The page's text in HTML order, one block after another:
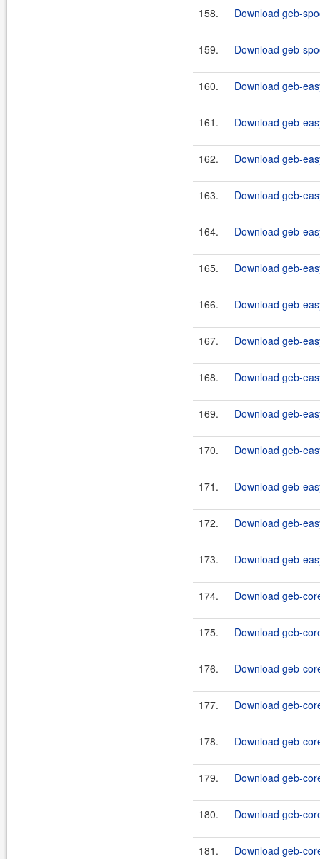
158. Download geb-
159. Download geb-
160. Download geb-
161. Download geb-
162. Download geb-
163. Download geb-
164. Download geb-
165. Download geb-
166. Download geb-
167. Download geb-
168. Download geb-
169. Download geb-
170. Download geb-
171. Download geb-
172. Download geb-
173. Download geb-
174. Download geb-
175. Download geb-
176. Download geb-
177. Download geb-
178. Download geb-
179. Download geb-
180. Download geb-
181. Download geb-